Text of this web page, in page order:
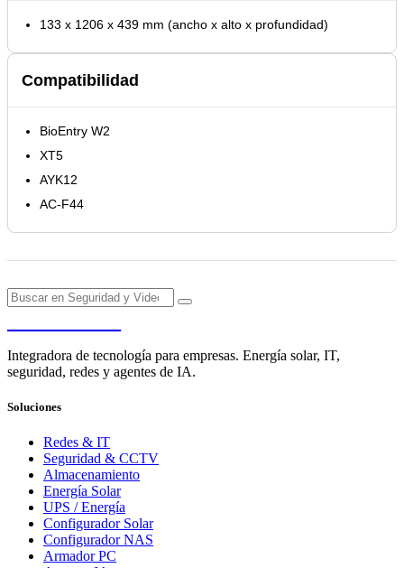
133 x 1206 x 439 mm (ancho x alto x profundidad)
Compatibilidad
BioEntry W2
XT5
AYK12
AC-F44
Integradora de tecnología para empresas. Energía solar, IT,
seguridad, redes y agentes de IA.
Soluciones
Redes & IT
Seguridad & CCTV
Almacenamiento
Energía Solar
UPS / Energía
Configurador Solar
Configurador NAS
Armador PC